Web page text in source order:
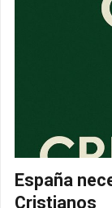
España
Cristianos